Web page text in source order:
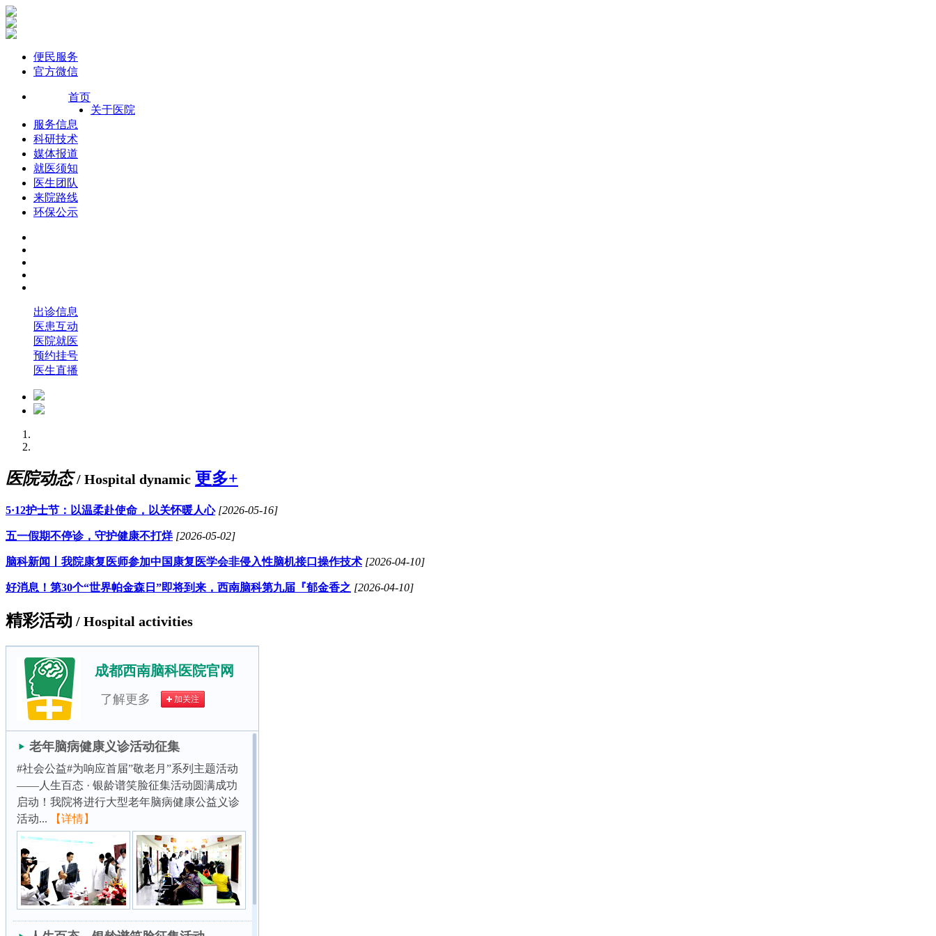
便民服务
官方微信
首页
关于医院
服务信息
科研技术
媒体报道
就医须知
医生团队
来院路线
环保公示
出诊信息
医患互动
医院就医
预约挂号
医生直播
医院动态 / Hospital dynamic 更多+
5·12护士节：以温柔赴使命，以关怀暖人心 [2026-05-16]
五一假期不停诊，守护健康不打烊 [2026-05-02]
脑科新闻丨我院康复医师参加中国康复医学会非侵入性脑机接口操作技术 [2026-04-10]
好消息！第30个“世界帕金森日”即将到来，西南脑科第九届『郁金香之 [2026-04-10]
精彩活动 / Hospital activities